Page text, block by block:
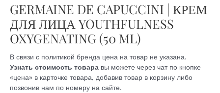
GERMAINE DE CAPUCCINI | КРЕМ
ДЛЯ ЛИЦА YOUTHFULNESS
OXYGENATING (50 ML)
В связи с политикой бренда цена на товар не указана.
Узнать стоимость товара вы можете через чат по кнопке
«цена» в карточке товара, добавив товар в корзину либо
позвонив нам по номеру на сайте.